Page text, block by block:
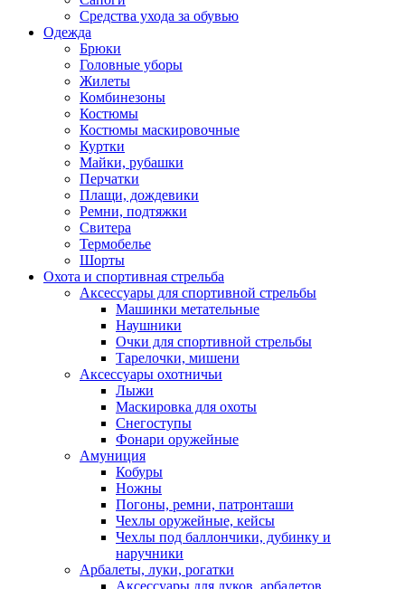
Средства ухода за обувью
Одежда
Брюки
Головные уборы
Жилеты
Комбинезоны
Костюмы
Костюмы маскировочные
Куртки
Майки, рубашки
Перчатки
Плащи, дождевики
Ремни, подтяжки
Свитера
Термобелье
Шорты
Охота и спортивная стрельба
Аксессуары для спортивной стрельбы
Машинки метательные
Наушники
Очки для спортивной стрельбы
Тарелочки, мишени
Аксессуары охотничьи
Лыжи
Маскировка для охоты
Снегоступы
Фонари оружейные
Амуниция
Кобуры
Ножны
Погоны, ремни, патронташи
Чехлы оружейные, кейсы
Чехлы под баллончики, дубинку и
наручники
Арбалеты, луки, рогатки
Аксессуары для луков, арбалетов